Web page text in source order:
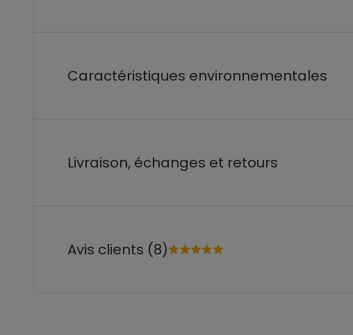
Caractéristiques environnementales
Livraison, échanges et retours
Avis clients (8)